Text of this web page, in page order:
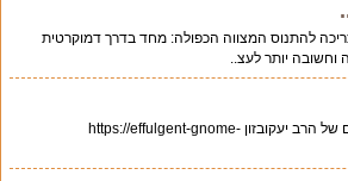
להתנוס המצווה הכפולה: מחד בדרך דמוקרטית
יותר לעצ..
כאן יש סיכום של כל השיעורים של הרב יעקובזון https://effulgent-gnome-